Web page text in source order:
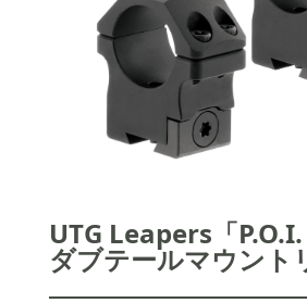
UTG Leapers「P.O.I.
ダブテールマウント